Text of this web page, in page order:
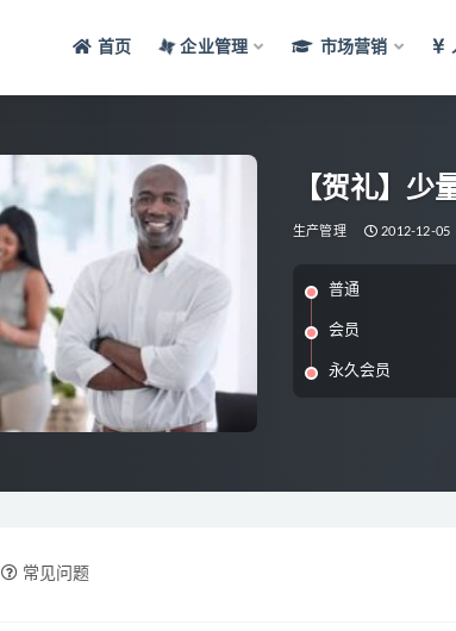
首页 企业管理 市场营销
【贺礼】少
生产管理 2012-12-05
普通
会员
永久会员
常见问题